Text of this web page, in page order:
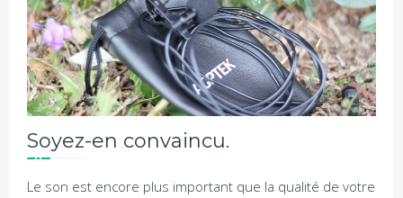
Soyez-en convaincu.
Le son est encore plus important que la qualité de votre